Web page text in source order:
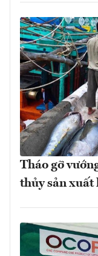
Tháo gỡ
thủy sản xuất